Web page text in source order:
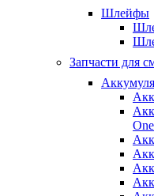
Шлейфы
Запчасти для